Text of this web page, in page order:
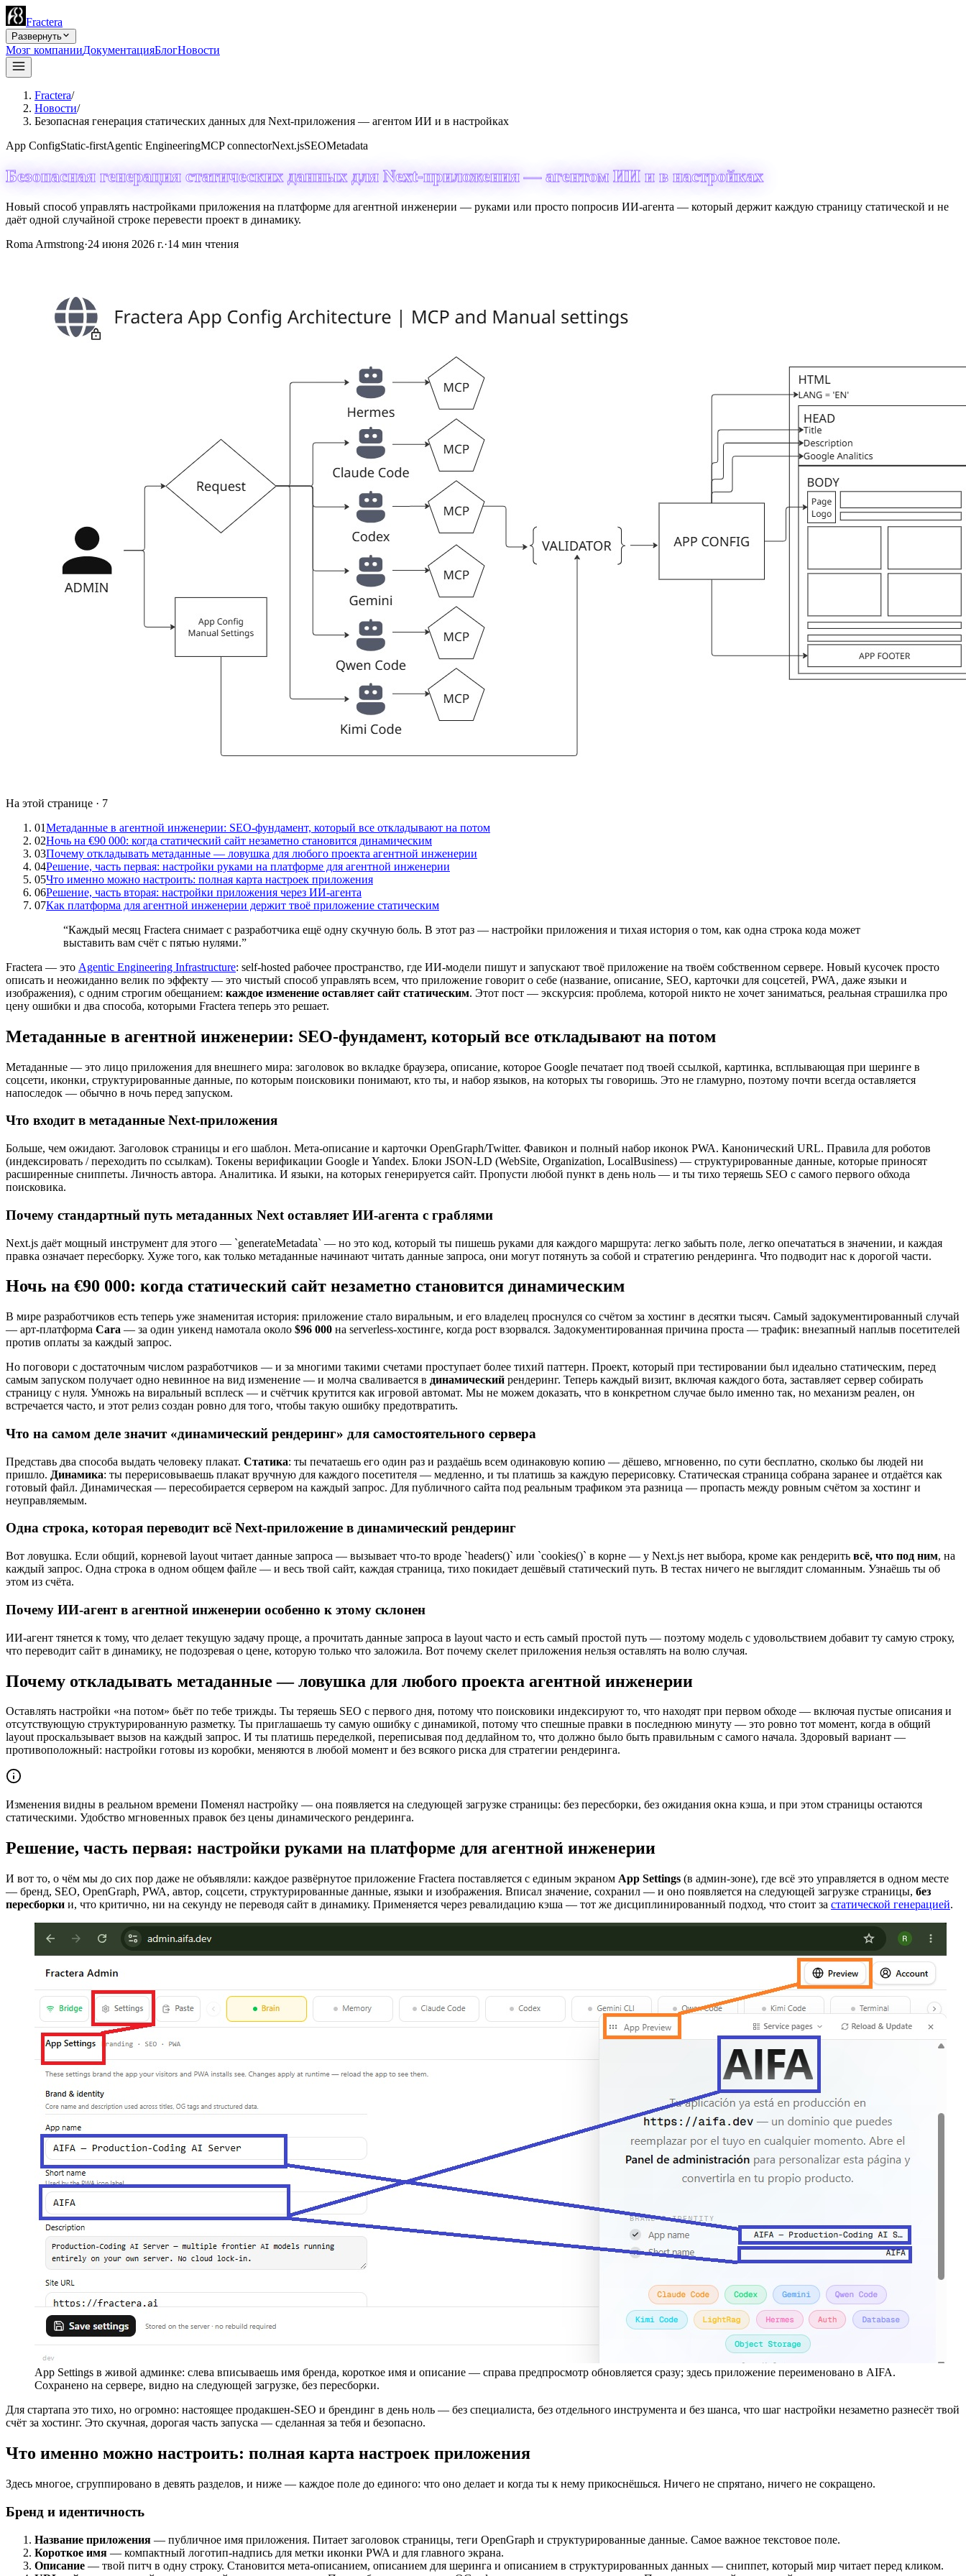
Fractera
Развернуть
Мозг компанииДокументацияБлогНовости
Fractera/
Новости/
Безопасная генерация статических данных для Next-приложения — агентом ИИ и в настройках
App ConfigStatic-firstAgentic EngineeringMCP connectorNext.jsSEOMetadata
Безопасная генерация статических данных для Next-приложения — агентом ИИ и в настройках
Новый способ управлять настройками приложения на платформе для агентной инженерии — руками или просто попросив ИИ-агента — который держит каждую страницу статической и не
даёт одной случайной строке перевести проект в динамику.
Roma Armstrong·24 июня 2026 г.·14 мин чтения
На этой странице · 7
01Метаданные в агентной инженерии: SEO-фундамент, который все откладывают на потом
02Ночь на €90 000: когда статический сайт незаметно становится динамическим
03Почему откладывать метаданные — ловушка для любого проекта агентной инженерии
04Решение, часть первая: настройки руками на платформе для агентной инженерии
05Что именно можно настроить: полная карта настроек приложения
06Решение, часть вторая: настройки приложения через ИИ-агента
07Как платформа для агентной инженерии держит твоё приложение статическим
“Каждый месяц Fractera снимает с разработчика ещё одну скучную боль. В этот раз — настройки приложения и тихая история о том, как одна строка кода может
выставить вам счёт с пятью нулями.”
Fractera — это Agentic Engineering Infrastructure: self-hosted рабочее пространство, где ИИ-модели пишут и запускают твоё приложение на твоём собственном сервере. Новый кусочек просто
описать и неожиданно велик по эффекту — это чистый способ управлять всем, что приложение говорит о себе (название, описание, SEO, карточки для соцсетей, PWA, даже языки и
изображения), с одним строгим обещанием: каждое изменение оставляет сайт статическим. Этот пост — экскурсия: проблема, которой никто не хочет заниматься, реальная страшилка про
цену ошибки и два способа, которыми Fractera теперь это решает.
Метаданные в агентной инженерии: SEO-фундамент, который все откладывают на потом
Метаданные — это лицо приложения для внешнего мира: заголовок во вкладке браузера, описание, которое Google печатает под твоей ссылкой, картинка, всплывающая при шеринге в
соцсети, иконки, структурированные данные, по которым поисковики понимают, кто ты, и набор языков, на которых ты говоришь. Это не гламурно, поэтому почти всегда оставляется
напоследок — обычно в ночь перед запуском.
Что входит в метаданные Next-приложения
Больше, чем ожидают. Заголовок страницы и его шаблон. Мета-описание и карточки OpenGraph/Twitter. Фавикон и полный набор иконок PWA. Канонический URL. Правила для роботов
(индексировать / переходить по ссылкам). Токены верификации Google и Yandex. Блоки JSON-LD (WebSite, Organization, LocalBusiness) — структурированные данные, которые приносят
расширенные сниппеты. Личность автора. Аналитика. И языки, на которых генерируется сайт. Пропусти любой пункт в день ноль — и ты тихо теряешь SEO с самого первого обхода
поисковика.
Почему стандартный путь метаданных Next оставляет ИИ-агента с граблями
Next.js даёт мощный инструмент для этого — `generateMetadata` — но это код, который ты пишешь руками для каждого маршрута: легко забыть поле, легко опечататься в значении, и каждая
правка означает пересборку. Хуже того, как только метаданные начинают читать данные запроса, они могут потянуть за собой и стратегию рендеринга. Что подводит нас к дорогой части.
Ночь на €90 000: когда статический сайт незаметно становится динамическим
В мире разработчиков есть теперь уже знаменитая история: приложение стало виральным, и его владелец проснулся со счётом за хостинг в десятки тысяч. Самый задокументированный случай
— арт-платформа Cara — за один уикенд намотала около $96 000 на serverless-хостинге, когда рост взорвался. Задокументированная причина проста — трафик: внезапный наплыв посетителей
против оплаты за каждый запрос.
Но поговори с достаточным числом разработчиков — и за многими такими счетами проступает более тихий паттерн. Проект, который при тестировании был идеально статическим, перед
самым запуском получает одно невинное на вид изменение — и молча сваливается в динамический рендеринг. Теперь каждый визит, включая каждого бота, заставляет сервер собирать
страницу с нуля. Умножь на виральный всплеск — и счётчик крутится как игровой автомат. Мы не можем доказать, что в конкретном случае было именно так, но механизм реален, он
встречается часто, и этот релиз создан ровно для того, чтобы такую ошибку предотвратить.
Что на самом деле значит «динамический рендеринг» для самостоятельного сервера
Представь два способа выдать человеку плакат. Статика: ты печатаешь его один раз и раздаёшь всем одинаковую копию — дёшево, мгновенно, по сути бесплатно, сколько бы людей ни
пришло. Динамика: ты перерисовываешь плакат вручную для каждого посетителя — медленно, и ты платишь за каждую перерисовку. Статическая страница собрана заранее и отдаётся как
готовый файл. Динамическая — пересобирается сервером на каждый запрос. Для публичного сайта под реальным трафиком эта разница — пропасть между ровным счётом за хостинг и
неуправляемым.
Одна строка, которая переводит всё Next-приложение в динамический рендеринг
Вот ловушка. Если общий, корневой layout читает данные запроса — вызывает что-то вроде `headers()` или `cookies()` в корне — у Next.js нет выбора, кроме как рендерить всё, что под ним, на
каждый запрос. Одна строка в одном общем файле — и весь твой сайт, каждая страница, тихо покидает дешёвый статический путь. В тестах ничего не выглядит сломанным. Узнаёшь ты об
этом из счёта.
Почему ИИ-агент в агентной инженерии особенно к этому склонен
ИИ-агент тянется к тому, что делает текущую задачу проще, а прочитать данные запроса в layout часто и есть самый простой путь — поэтому модель с удовольствием добавит ту самую строку,
что переводит сайт в динамику, не подозревая о цене, которую только что заложила. Вот почему скелет приложения нельзя оставлять на волю случая.
Почему откладывать метаданные — ловушка для любого проекта агентной инженерии
Оставлять настройки «на потом» бьёт по тебе трижды. Ты теряешь SEO с первого дня, потому что поисковики индексируют то, что находят при первом обходе — включая пустые описания и
отсутствующую структурированную разметку. Ты приглашаешь ту самую ошибку с динамикой, потому что спешные правки в последнюю минуту — это ровно тот момент, когда в общий
layout проскальзывает вызов на каждый запрос. И ты платишь переделкой, переписывая под дедлайном то, что должно было быть правильным с самого начала. Здоровый вариант —
противоположный: настройки готовы из коробки, меняются в любой момент и без всякого риска для стратегии рендеринга.
Изменения видны в реальном времени Поменял настройку — она появляется на следующей загрузке страницы: без пересборки, без ожидания окна кэша, и при этом страницы остаются
статическими. Удобство мгновенных правок без цены динамического рендеринга.
Решение, часть первая: настройки руками на платформе для агентной инженерии
И вот то, о чём мы до сих пор даже не объявляли: каждое развёрнутое приложение Fractera поставляется с единым экраном App Settings (в админ-зоне), где всё это управляется в одном месте
— бренд, SEO, OpenGraph, PWA, автор, соцсети, структурированные данные, языки и изображения. Вписал значение, сохранил — и оно появляется на следующей загрузке страницы, без
пересборки и, что критично, ни на секунду не переводя сайт в динамику. Применяется через ревалидацию кэша — тот же дисциплинированный подход, что стоит за статической генерацией.
App Settings в живой админке: слева вписываешь имя бренда, короткое имя и описание — справа предпросмотр обновляется сразу; здесь приложение переименовано в AIFA.
Сохранено на сервере, видно на следующей загрузке, без пересборки.
Для стартапа это тихо, но огромно: настоящее продакшен-SEO и брендинг в день ноль — без специалиста, без отдельного инструмента и без шанса, что шаг настройки незаметно разнесёт твой
счёт за хостинг. Это скучная, дорогая часть запуска — сделанная за тебя и безопасно.
Что именно можно настроить: полная карта настроек приложения
Здесь многое, сгруппировано в девять разделов, и ниже — каждое поле до единого: что оно делает и когда ты к нему прикоснёшься. Ничего не спрятано, ничего не сокращено.
Бренд и идентичность
Название приложения — публичное имя приложения. Питает заголовок страницы, теги OpenGraph и структурированные данные. Самое важное текстовое поле.
Короткое имя — компактный логотип-надпись для метки иконки PWA и для главного экрана.
Описание — твой питч в одну строку. Становится мета-описанием, описанием для шеринга и описанием в структурированных данных — сниппет, который мир читает перед кликом.